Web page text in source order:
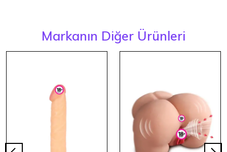
Markanın Diğer Ürünleri